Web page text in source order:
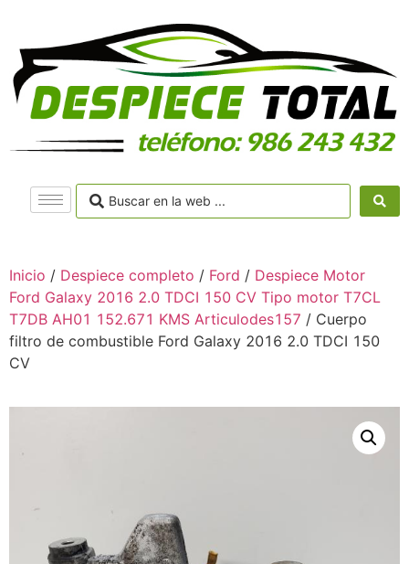
Inicio / Despiece completo / Ford / Despiece Motor
Ford Galaxy 2016 2.0 TDCI 150 CV Tipo motor T7CL
T7DB AH01 152.671 KMS Articulodes157 / Cuerpo
filtro de combustible Ford Galaxy 2016 2.0 TDCI 150
CV